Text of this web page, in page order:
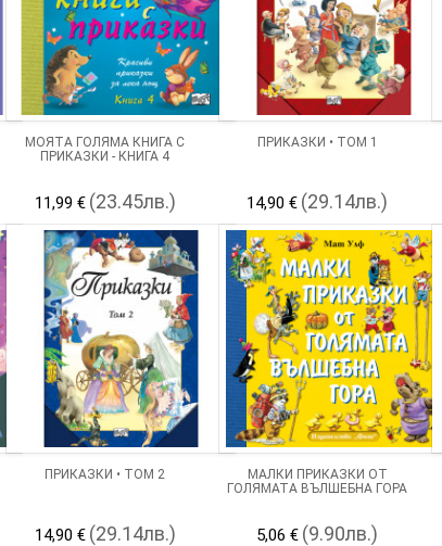
МОЯТА ГОЛЯМА КНИГА С
ПРИКАЗКИ - КНИГА 4
11,99 € (23.45лв.)
ПРИКАЗКИ • ТОМ 1
14,90 € (29.14лв.)
ПРИКАЗКИ • ТОМ 2
14,90 € (29.14лв.)
МАЛКИ ПРИКАЗКИ ОТ
ГОЛЯМАТА ВЪЛШЕБНА ГОРА
5,06 € (9.90лв.)